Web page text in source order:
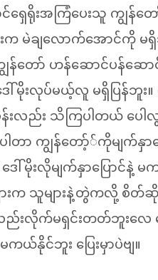
ရှေရိုးအကြံပေးသူ ကျွန်
က မဲချလောက်အောင်ကို မ
န်တော် ဟန်ဆောင်ပန်ဆော
ဒေါ်မိုးလုပ်မယ့်လူ မရှိပြန်
န်းလည်း သိကြပါတယ် ပေ
ေါတာ ကျွန်တော့််ကိုမျက်နှ
ါ်မိုးလိုမျက်နှာပြောင်
က သူများနဲ့တွဲကလို့ စိတ်
လည်းလိုက်မရှင်းတတ်ဘူးလေ
နိုင်ဘူး ပြေးမှာပဲဗျ။